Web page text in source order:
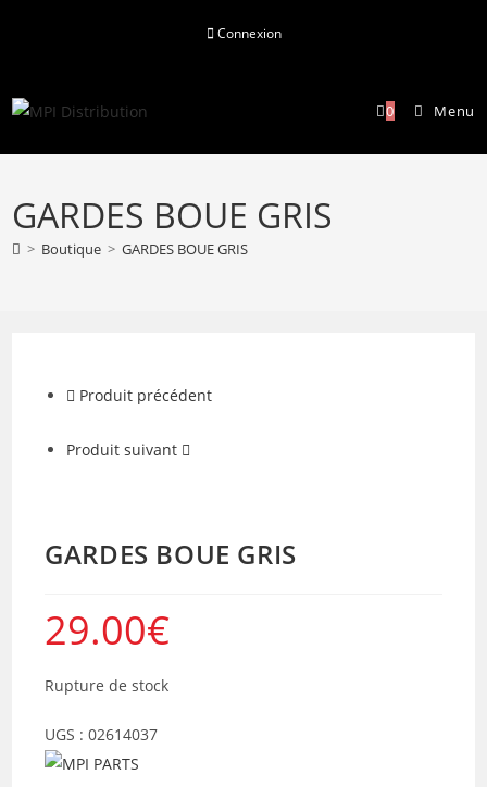
Connexion
0 Menu
GARDES BOUE GRIS
> Boutique > GARDES BOUE GRIS
Produit précédent
Produit suivant
GARDES BOUE GRIS
29.00€
Rupture de stock
UGS :02614037